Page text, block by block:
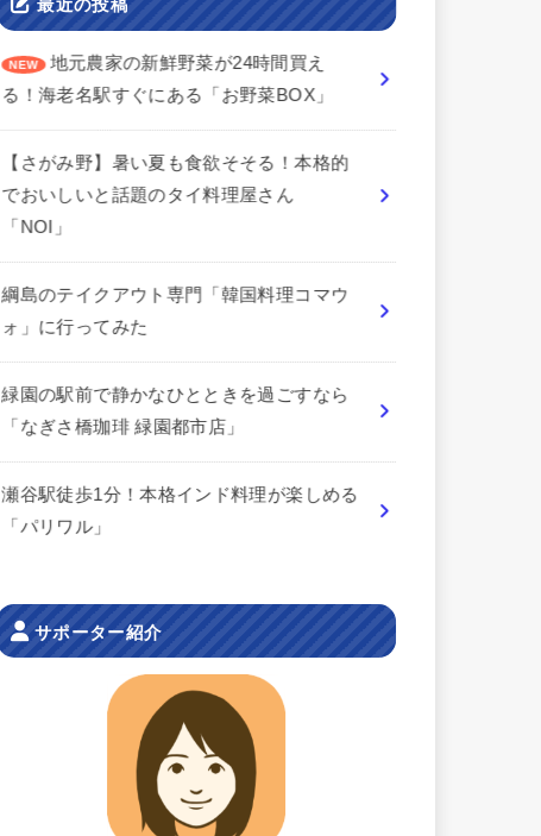
最近の投稿
地元農家の新鮮野菜が24時間買え
る！海老名駅すぐにある「お野菜BOX」
【さがみ野】暑い夏も食欲そそる！本格的
でおいしいと話題のタイ料理屋さん
「NOI」
綱島のテイクアウト専門「韓国料理コマウ
ォ」に行ってみた
緑園の駅前で静かなひとときを過ごすなら
「なぎさ橋珈琲 緑園都市店」
瀬谷駅徒歩1分！本格インド料理が楽しめる
「パリワル」
サポーター紹介